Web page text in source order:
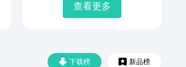
查看更多
下载榜 新品榜